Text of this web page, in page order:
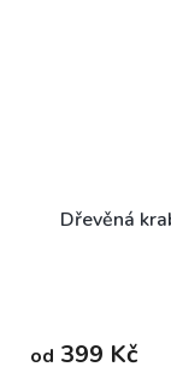
Dřevěná
od 399 Kč